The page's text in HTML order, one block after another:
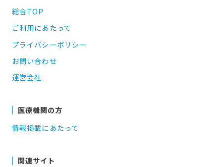
総合TOP
ご利用にあたって
プライバシーポリシー
お問い合わせ
運営会社
医療機関の方
情報掲載にあたって
関連サイト